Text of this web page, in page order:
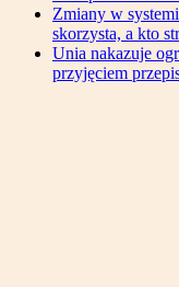
Zmiany w
skorzysta, a kto
Unia nakazuje
przyjęciem